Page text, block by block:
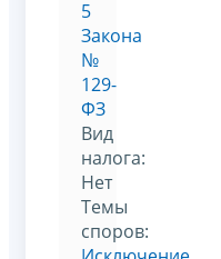
5
Закона
№
129-
ФЗ
Вид
налога:
Нет
Темы
споров: